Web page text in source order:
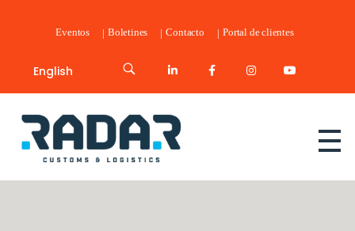
Eventos Boletines Contacto Portal de clientes
English
Radar Customs & Logistics